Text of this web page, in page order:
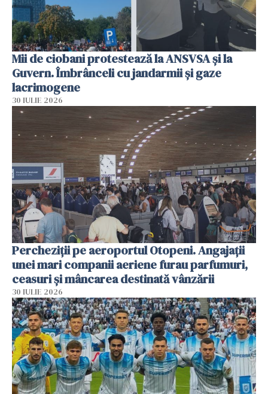
Mii de ciobani protestează la ANSVSA și la
Guvern. Îmbrânceli cu jandarmii și gaze
lacrimogene
30 IULIE 2026
Percheziții pe aeroportul Otopeni. Angajații
unei mari companii aeriene furau parfumuri,
ceasuri și mâncarea destinată vânzării
30 IULIE 2026